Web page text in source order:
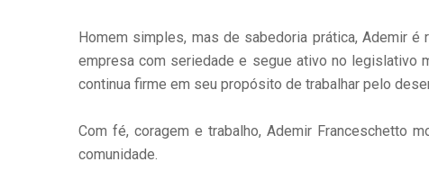
Homem simples, mas de sabedoria prática, Ademir
empresa com seriedade e segue ativo no legislativo
continua firme em seu propósito de trabalhar pelo
Com fé, coragem e trabalho, Ademir Franceschetto
comunidade.